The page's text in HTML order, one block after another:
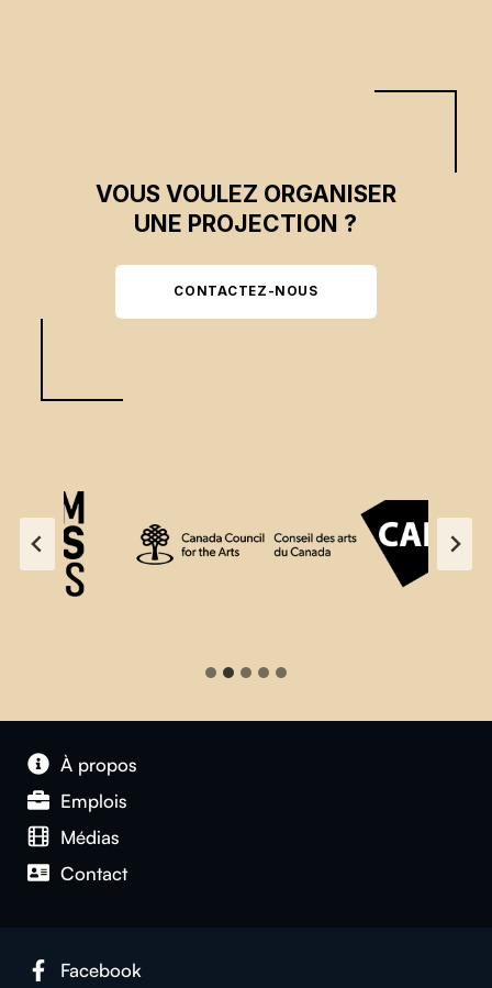
VOUS VOULEZ ORGANISER
UNE PROJECTION ?
CONTACTEZ-NOUS
À propos
Emplois
Médias
Contact
Facebook